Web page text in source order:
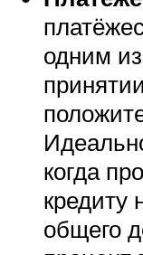
одним
когда
кредиту
общего